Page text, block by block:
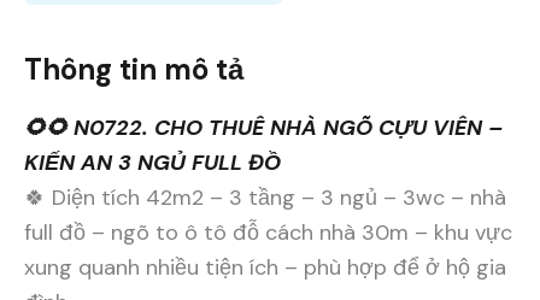
Thông tin mô tả
🌻🌻 N0722. CHO THUÊ NHÀ NGÕ CỰU VIÊN –
KIẾN AN 3 NGỦ FULL ĐỒ
🍀 Diện tích 42m2 – 3 tầng – 3 ngủ – 3wc – nhà
full đồ – ngõ to ô tô đỗ cách nhà 30m – khu vực
xung quanh nhiều tiện ích – phù hợp để ở hộ gia